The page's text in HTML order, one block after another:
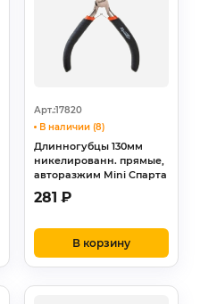
Арт.:17820
В наличии (8)
Длинногубцы 130мм
никелированн. прямые,
авторазжим Mini Спарта
281 ₽
В корзину